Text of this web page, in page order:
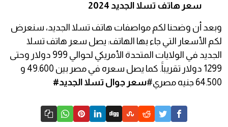
سعر هاتف تسلا الجديد 2024
وبعد أن وضحنا لكم مواصفات هاتف تسلا الجديد، سنعرض
لكم الأسعار التي جاء بها الهاتف: يصل سعر هاتف تسلا
الجديد في الولايات المتحدة الأمريكي لحوالي 999 دولار وحتى
1299 دولار تقريباََ. كما يصل سعره في مصر بين 49.600 و
64.500 جنيه مصري#
سعر جوال تسلا الجديد#